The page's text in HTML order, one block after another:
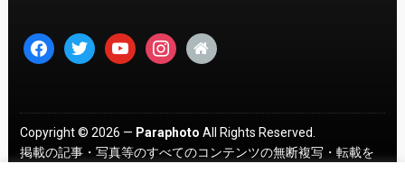
facebooktwitter youtubeinstagram
home
Copyright © 2026 — Paraphoto All Rights Reserved.
掲載の記事・写真等のすべてのコンテンツの無断複写・転載を